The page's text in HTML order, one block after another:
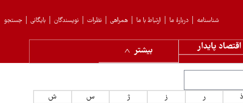
جستجو بایگانی نویسندگان نظرات همراهی ارتباط با ما دربارهٔ ما شناسنامه
اقتصاد پایدار بیشتر
ذ ر ز ژ س
ش